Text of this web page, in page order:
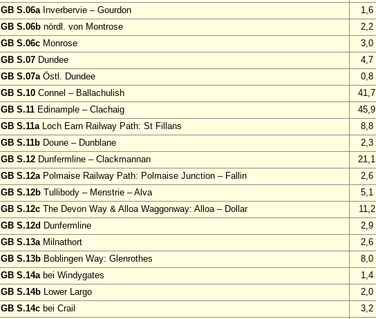
GB S.06aInverbervie – Gourdon 1,6
GB S.06b nördl. von Montrose 2,2
GB S.06c Monrose 3,0
GB S.07 Dundee 4,7
GB S.07aÖstl. Dundee 0,8
GB S.10 Connel – Ballachulish 41,7
GB S.11 Edinample – Clachaig 45,9
GB S.11aLoch Earn Railway Path: St Fillans 8,8
GB S.11b Doune – Dunblane 2,3
GB S.12 Dunfermline – Clackmannan 21,1
GB S.12aPolmaise Railway Path: Polmaise Junction – Fallin 2,6
GB S.12b Tullibody – Menstrie – Alva 5,1
GB S.12c The Devon Way & Alloa Waggonway: Alloa – Dollar 11,2
GB S.12d Dunfermline 2,9
GB S.13aMilnathort 2,6
GB S.13b Boblingen Way: Glenrothes 8,0
GB S.14abei Windygates 1,4
GB S.14b Lower Largo 2,0
GB S.14c bei Crail 3,2